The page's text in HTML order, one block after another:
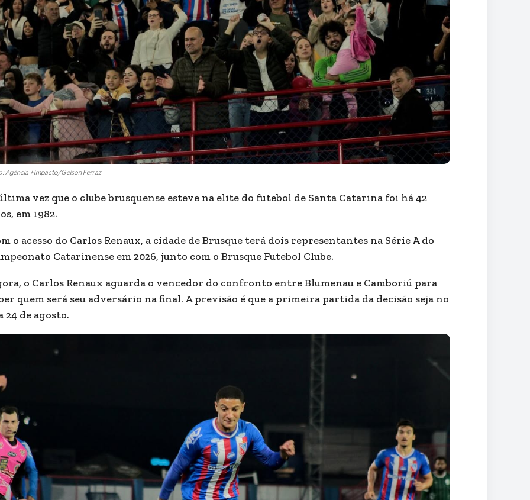
Agência +Impacto/Geison Ferraz
vez que o clube brusquense esteve na elite do futebol de Santa Catarina foi há 42
em 1982.
o acesso do Carlos Renaux, a cidade de Brusque terá dois representantes na Série A do
Catarinense em 2026, junto com o Brusque Futebol Clube.
o Carlos Renaux aguarda o vencedor do confronto entre Blumenau e Camboriú para
quem será seu adversário na final. A previsão é que a primeira partida da decisão seja no
24 de agosto.